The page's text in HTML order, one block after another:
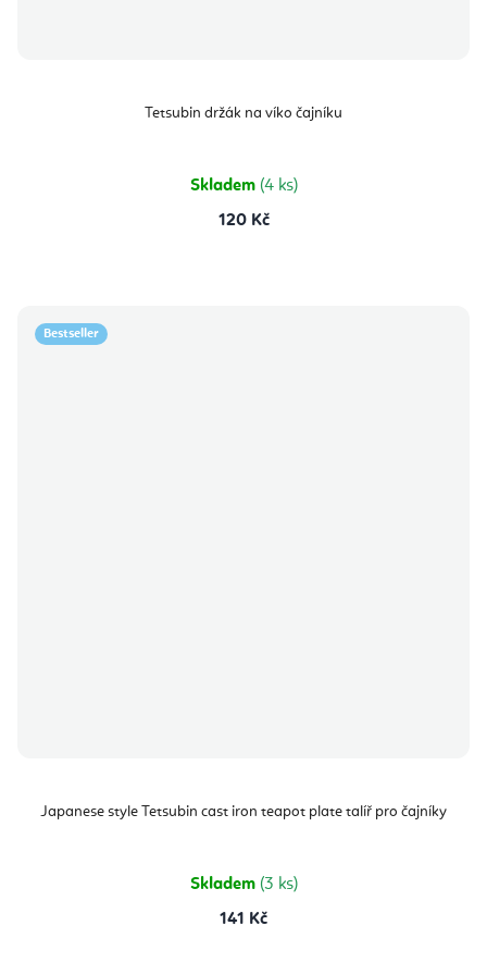
Tetsubin držák na víko čajníku
Skladem (4 ks)
120 Kč
Bestseller
Japanese style Tetsubin cast iron teapot plate talíř pro čajníky
Skladem (3 ks)
141 Kč